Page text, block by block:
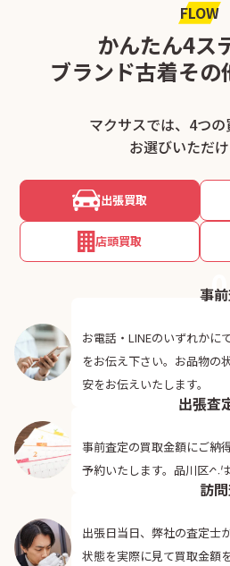
FLOW
かんたん4ス
ブランド古着そ
マクサスでは、4つ
お選びいただけ
出張買取
店頭買取
事
お電話・LINEのいずれかに
をお伝え下さい。お品物の
安をお伝えいたします。
出張査
事前査定の買取金額にご納
予約いたします。品川区へ
訪
出張日当日、弊社の査定士
状態を実際に見て買取金額